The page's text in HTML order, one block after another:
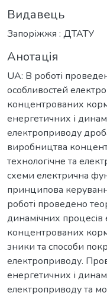
Видавець
Запоріжжя : ДТАТУ
Анотація
UA: В роботі
особливостей
концентрованих
енергетичних і
електроприводу
виробництва
технологічне та
схеми електрична
принципова
роботі проведено
динамічних
концентрованих
зники та способи
електроприводу.
енергетичних і
електроприводу та